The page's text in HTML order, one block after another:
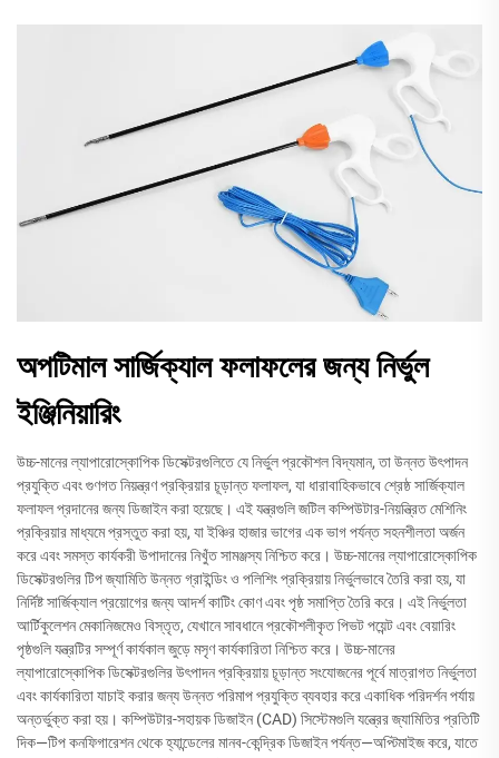
অপটিমাল সার্জিক্যাল ফলাফলের জন্য নির্ভুল
ইঞ্জিনিয়ারিং
উচ্চ-মানের ল্যাপারোস্কোপিক ডিসেক্টরগুলিতে যে নির্ভুল প্রকৌশল বিদ্যমান, তা উন্নত উৎপাদন
প্রযুক্তি এবং গুণগত নিয়ন্ত্রণ প্রক্রিয়ার চূড়ান্ত ফলাফল, যা ধারাবাহিকভাবে শ্রেষ্ঠ সার্জিক্যাল
ফলাফল প্রদানের জন্য ডিজাইন করা হয়েছে। এই যন্ত্রগুলি জটিল কম্পিউটার-নিয়ন্ত্রিত মেশিনিং
প্রক্রিয়ার মাধ্যমে প্রস্তুত করা হয়, যা ইঞ্চির হাজার ভাগের এক ভাগ পর্যন্ত সহনশীলতা অর্জন
করে এবং সমস্ত কার্যকরী উপাদানের নিখুঁত সামঞ্জস্য নিশ্চিত করে। উচ্চ-মানের ল্যাপারোস্কোপিক
ডিসেক্টরগুলির টিপ জ্যামিতি উন্নত গ্রাইন্ডিং ও পলিশিং প্রক্রিয়ায় নির্ভুলভাবে তৈরি করা হয়, যা
নির্দিষ্ট সার্জিক্যাল প্রয়োগের জন্য আদর্শ কাটিং কোণ এবং পৃষ্ঠ সমাপ্তি তৈরি করে। এই নির্ভুলতা
আর্টিকুলেশন মেকানিজমেও বিস্তৃত, যেখানে সাবধানে প্রকৌশলীকৃত পিভট পয়েন্ট এবং বেয়ারিং
পৃষ্ঠগুলি যন্ত্রটির সম্পূর্ণ কার্যকাল জুড়ে মসৃণ কার্যকারিতা নিশ্চিত করে। উচ্চ-মানের
ল্যাপারোস্কোপিক ডিসেক্টরগুলির উৎপাদন প্রক্রিয়ায় চূড়ান্ত সংযোজনের পূর্বে মাত্রাগত নির্ভুলতা
এবং কার্যকারিতা যাচাই করার জন্য উন্নত পরিমাপ প্রযুক্তি ব্যবহার করে একাধিক পরিদর্শন পর্যায়
অন্তর্ভুক্ত করা হয়। কম্পিউটার-সহায়ক ডিজাইন (CAD) সিস্টেমগুলি যন্ত্রের জ্যামিতির প্রতিটি
দিক—টিপ কনফিগারেশন থেকে হ্যান্ডেলের মানব-কেন্দ্রিক ডিজাইন পর্যন্ত—অপ্টিমাইজ করে, যাতে